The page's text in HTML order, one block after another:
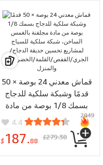
وقارب توصيل الطعم
الخارجي وقارب صيد
قماش معدني 24 بوصة × 50
قدمًا وشبكة سلكية للدجاج
بسمك 1/8 بوصة من مادة
مجلفنة بالغمس الساخن،
شبكة سلكية للسياج لمشاريع
تحسين حديقة الدجاج/الجري/
4.4
$ 187.88 $279.38
2049